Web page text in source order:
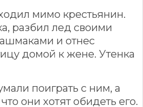
мимо крестьянин.
разбил лед своими
и отнес
домой к жене. Утенка
поиграть с ним, а
они хотят обидеть его.